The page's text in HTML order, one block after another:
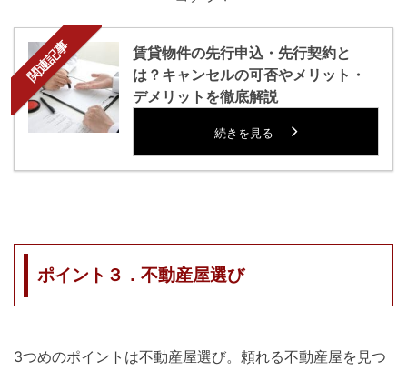
関連記事
賃貸物件の先行申込・先行契約と
は？キャンセルの可否やメリット・
デメリットを徹底解説
続きを見る
ポイント３．不動産屋選び
3つめのポイントは不動産屋選び。頼れる不動産屋を見つ